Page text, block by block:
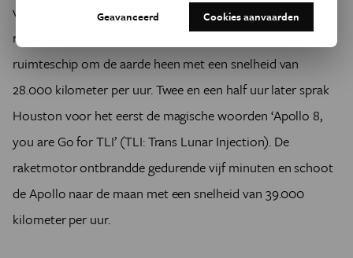
voor de eerste bemande vlucht uit de geschiedenis naar en
rond de maan. Elf minuten na vertrek cirkelde het
ruimteschip om de aarde heen met een snelheid van
28.000 kilometer per uur. Twee en een half uur later sprak
Houston voor het eerst de magische woorden ‘Apollo 8,
you are Go for TLI’ (TLI: Trans Lunar Injection). De
raketmotor ontbrandde gedurende vijf minuten en schoot
de Apollo naar de maan met een snelheid van 39.000
kilometer per uur.
Geavanceerd Cookies aanvaarden